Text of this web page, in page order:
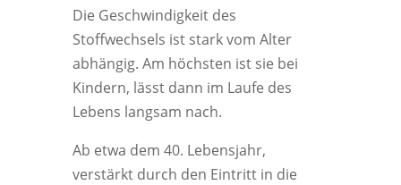
Die Geschwindigkeit des
Stoffwechsels ist stark vom Alter
abhängig. Am höchsten ist sie bei
Kindern, lässt dann im Laufe des
Lebens langsam nach.
Ab etwa dem 40. Lebensjahr,
verstärkt durch den Eintritt in die